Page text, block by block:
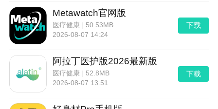
Metawatch官网版
医疗健康
50.53MB
2026-08-07 14:24
下载
阿拉丁医护版2026最新版
医疗健康
52.8MB
2026-08-07 13:51
下载